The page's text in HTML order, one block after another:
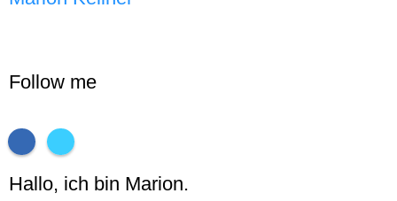
Follow me
Hallo, ich bin Marion.